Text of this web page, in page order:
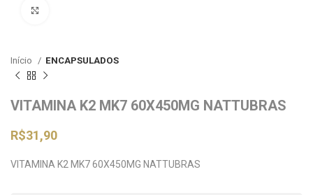
Início ENCAPSULADOS
VITAMINA K2 MK7 60X450MG NATTUBRAS
R$31,90
VITAMINA K2 MK7 60X450MG NATTUBRAS